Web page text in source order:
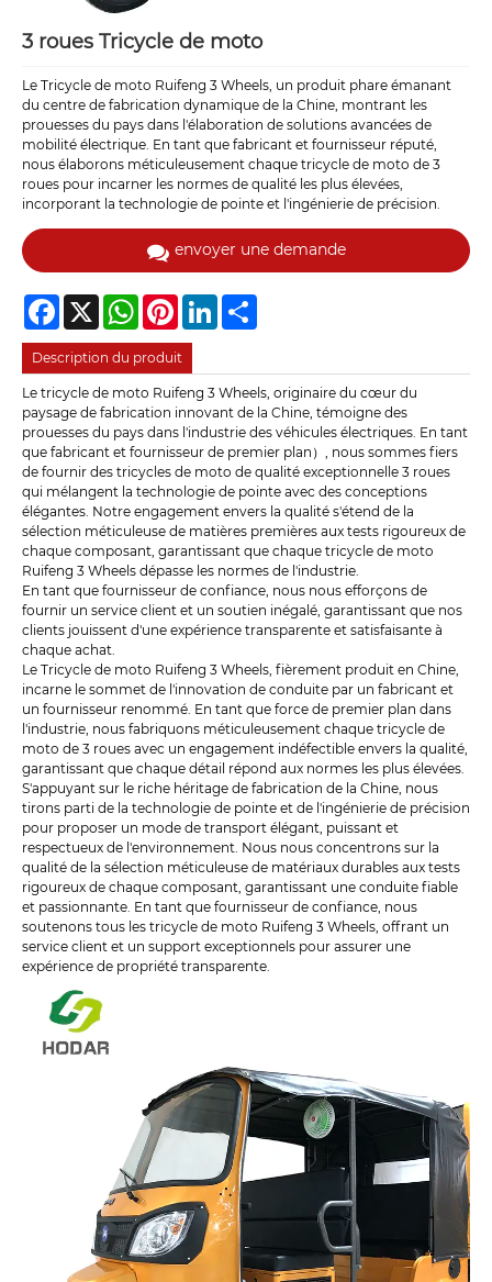
3 roues Tricycle de moto
Le Tricycle de moto Ruifeng 3 Wheels, un produit phare émanant
du centre de fabrication dynamique de la Chine, montrant les
prouesses du pays dans l'élaboration de solutions avancées de
mobilité électrique. En tant que fabricant et fournisseur réputé,
nous élaborons méticuleusement chaque tricycle de moto de 3
roues pour incarner les normes de qualité les plus élevées,
incorporant la technologie de pointe et l'ingénierie de précision.
envoyer une demande
Facebook
X WhatsAppPinterestLinkedIn
Description du produit
Le tricycle de moto Ruifeng 3 Wheels, originaire du cœur du
paysage de fabrication innovant de la Chine, témoigne des
prouesses du pays dans l'industrie des véhicules électriques. En tant
que fabricant et fournisseur de premier plan）, nous sommes fiers
de fournir des tricycles de moto de qualité exceptionnelle 3 roues
qui mélangent la technologie de pointe avec des conceptions
élégantes. Notre engagement envers la qualité s'étend de la
sélection méticuleuse de matières premières aux tests rigoureux de
chaque composant, garantissant que chaque tricycle de moto
Ruifeng 3 Wheels dépasse les normes de l'industrie.
En tant que fournisseur de confiance, nous nous efforçons de
fournir un service client et un soutien inégalé, garantissant que nos
clients jouissent d'une expérience transparente et satisfaisante à
chaque achat.
Le Tricycle de moto Ruifeng 3 Wheels, fièrement produit en Chine,
incarne le sommet de l'innovation de conduite par un fabricant et
un fournisseur renommé. En tant que force de premier plan dans
l'industrie, nous fabriquons méticuleusement chaque tricycle de
moto de 3 roues avec un engagement indéfectible envers la qualité,
garantissant que chaque détail répond aux normes les plus élevées.
S'appuyant sur le riche héritage de fabrication de la Chine, nous
tirons parti de la technologie de pointe et de l'ingénierie de précision
pour proposer un mode de transport élégant, puissant et
respectueux de l'environnement. Nous nous concentrons sur la
qualité de la sélection méticuleuse de matériaux durables aux tests
rigoureux de chaque composant, garantissant une conduite fiable
et passionnante. En tant que fournisseur de confiance, nous
soutenons tous les tricycle de moto Ruifeng 3 Wheels, offrant un
service client et un support exceptionnels pour assurer une
expérience de propriété transparente.